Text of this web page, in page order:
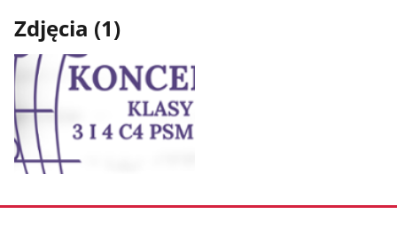
Zdjęcia (1)
zdjęcie